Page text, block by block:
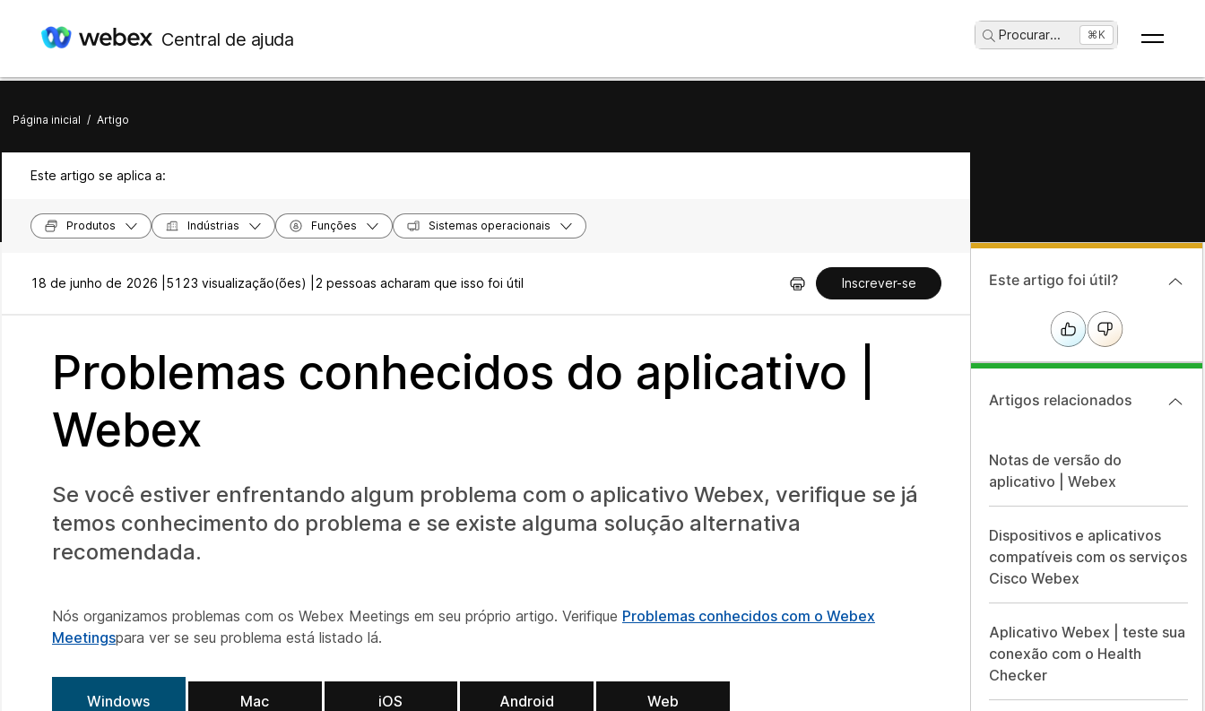
Central de ajuda Procurar... ⌘K
Página inicial / Artigo
Este artigo se aplica a:
Produtos Indústrias Funções Sistemas operacionais
18 de junho de 2026 | 5123 visualização(ões) | 2 pessoas acharam que isso foi útil Inscrever-se
Problemas conhecidos do aplicativo |
Webex
Se você estiver enfrentando algum problema com o aplicativo Webex, verifique se já
temos conhecimento do problema e se existe alguma solução alternativa
recomendada.
Nós organizamos problemas com os Webex Meetings em seu próprio artigo. Verifique Problemas conhecidos com o Webex
Meetingspara ver se seu problema está listado lá.
Windows Mac iOS Android Web
Este artigo foi útil?
Artigos relacionados
Notas de versão do
aplicativo | Webex
Dispositivos e aplicativos
compatíveis com os serviços
Cisco Webex
Aplicativo Webex | teste sua
conexão com o Health
Checker